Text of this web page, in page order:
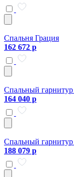
Спальня Грация
162 672 р
Спальный
164 040 р
Спальный гарнитур
188 079 р